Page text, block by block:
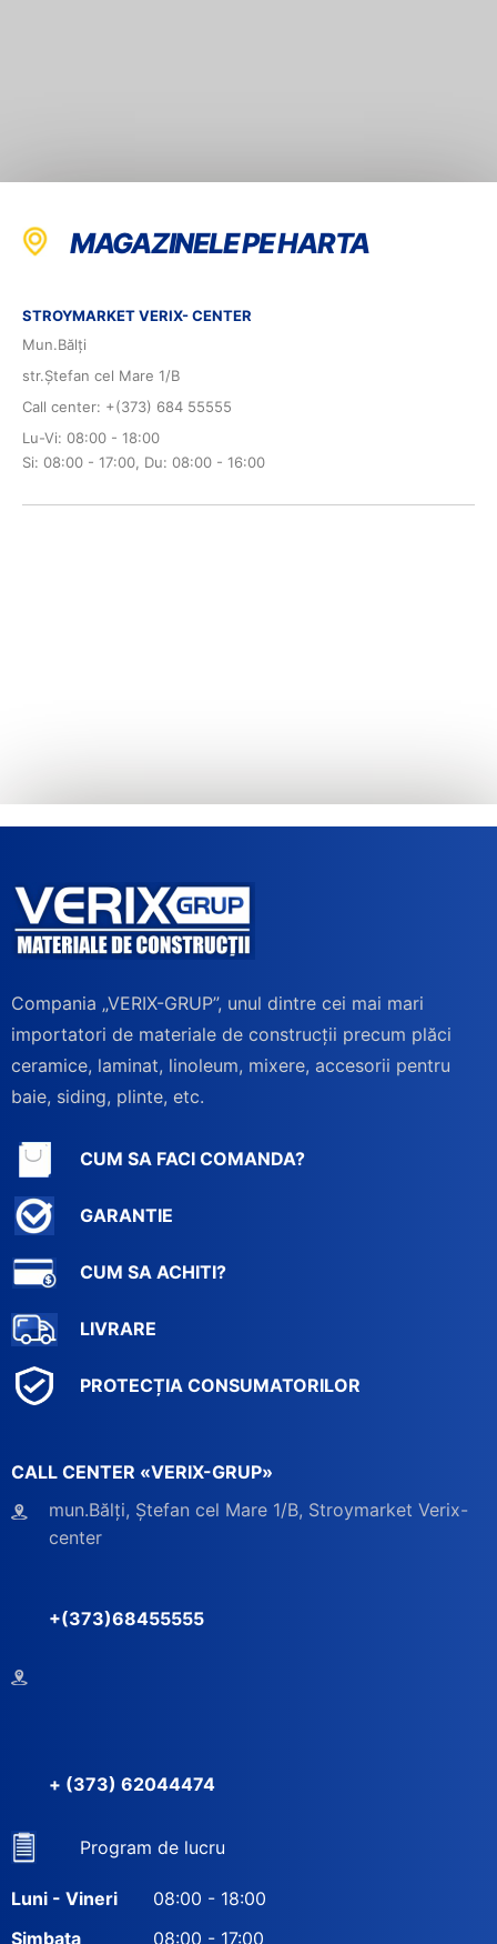
MAGAZINELE PE HARTA
STROYMARKET VERIX- CENTER
Mun.Bălți
str.Ștefan cel Mare 1/B
Call center: +(373) 684 55555
Lu-Vi: 08:00 - 18:00
Si: 08:00 - 17:00, Du: 08:00 - 16:00
Compania „VERIX-GRUP”, unul dintre cei mai mari
importatori de materiale de construcții precum plăci
ceramice, laminat, linoleum, mixere, accesorii pentru
baie, siding, plinte, etc.
CALL CENTER «VERIX-GRUP»
mun.Bălți, Ștefan cel Mare 1/B, Stroymarket Verix-
center
+(373)68455555
+ (373) 62044474
CUM SA FACI COMANDA?
GARANTIE
CUM SA ACHITI?
LIVRARE
PROTECȚIA CONSUMATORILOR
Program de lucru
Luni - Vineri
08:00 - 18:00
Simbata
08:00 - 17:00